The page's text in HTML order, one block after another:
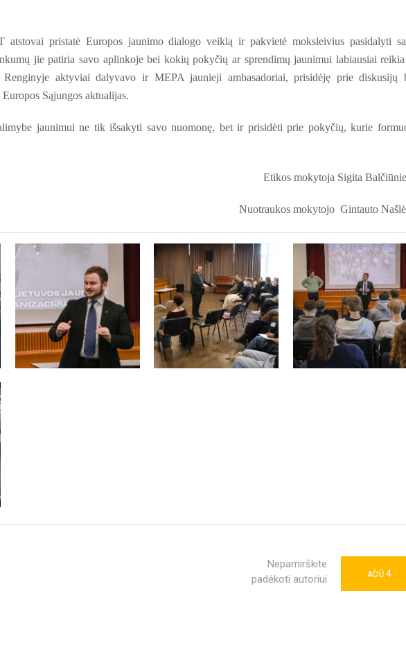
atstovai pristatė Europos jaunimo dialogo veiklą ir pakvietė moksleivius pasidalyti
jie patiria savo aplinkoje bei kokių pokyčių ar sprendimų jaunimui labiausiai
Renginyje aktyviai dalyvavo ir MEPA jaunieji ambasadoriai, prisidėję prie diskusijų
Sąjungos aktualijas.
jaunimui ne tik išsakyti savo nuomonę, bet ir prisidėti prie pokyčių, kurie
Etikos mokytoja Sigita
Nuotraukos mokytojo Gintauto
Nepamirškite
padėkoti autoriui
AČIŪ 4